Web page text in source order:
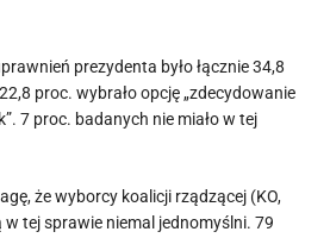
prezydenta było łącznie 34,8
proc. wybrało opcję „zdecydowanie
7 proc. badanych nie miało w tej
że wyborcy koalicji rządzącej (KO,
w tej sprawie niemal jednomyślni. 79